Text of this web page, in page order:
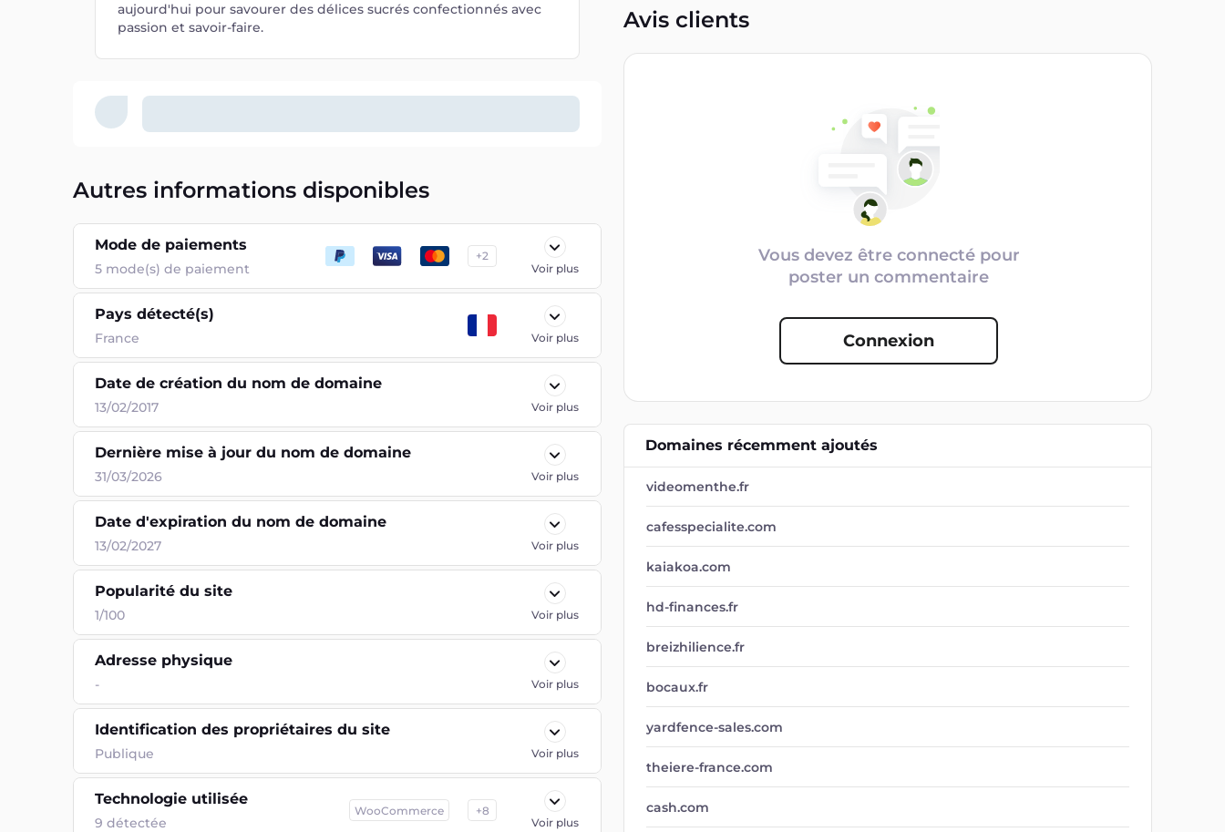
aujourd'hui pour savourer des délices sucrés confectionnés avec
passion et savoir-faire.
Autres informations disponibles
Mode de paiements
5 mode(s) de paiement
+2
Voir plus
Pays détecté(s)
France Voir plus
Date de création du nom de domaine
13/02/2017 Voir plus
Dernière mise à jour du nom de domaine
31/03/2026 Voir plus
Date d'expiration du nom de domaine
13/02/2027 Voir plus
Popularité du site
1/100 Voir plus
Adresse physique
- Voir plus
Identification des propriétaires du site
Publique Voir plus
Technologie utilisée
9 détectée
WooCommerce +8
Voir plus
Avis clients
Vous devez être connecté pour
poster un commentaire
Connexion
Domaines récemment ajoutés
videomenthe.fr
cafesspecialite.com
kaiakoa.com
hd-finances.fr
breizhilience.fr
bocaux.fr
yardfence-sales.com
theiere-france.com
cash.com